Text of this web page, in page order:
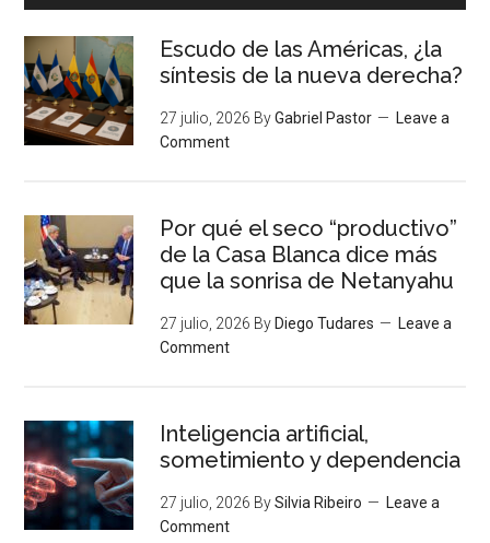
Escudo de las Américas, ¿la
síntesis de la nueva derecha?
27 julio, 2026 ByGabriel Pastor
Leave a
Comment
Por qué el seco “productivo”
de la Casa Blanca dice más
que la sonrisa de Netanyahu
27 julio, 2026 By Diego Tudares
Leave a
Comment
Inteligencia artificial,
sometimiento y dependencia
27 julio, 2026 BySilvia Ribeiro
Leave a
Comment